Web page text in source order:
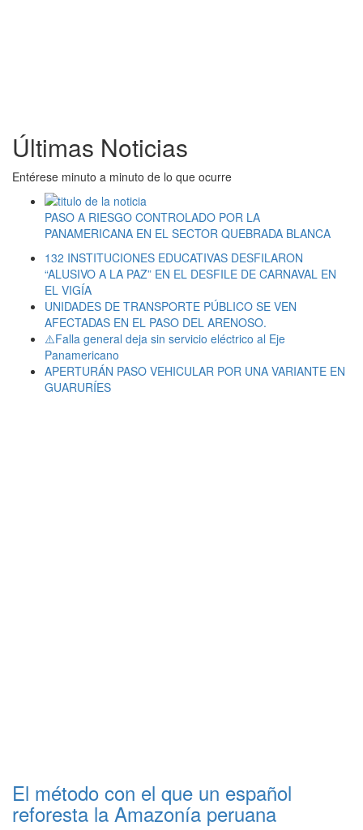
Últimas Noticias
Entérese minuto a minuto de lo que ocurre
PASO A RIESGO CONTROLADO POR LA
PANAMERICANA EN EL SECTOR QUEBRADA BLANCA
132 INSTITUCIONES EDUCATIVAS DESFILARON
“ALUSIVO A LA PAZ” EN EL DESFILE DE CARNAVAL EN
EL VIGÍA
UNIDADES DE TRANSPORTE PÚBLICO SE VEN
AFECTADAS EN EL PASO DEL ARENOSO.
⚠️Falla general deja sin servicio eléctrico al Eje
Panamericano
APERTURÁN PASO VEHICULAR POR UNA VARIANTE EN
GUARURÍES
El método con el que un español
reforesta la Amazonía peruana